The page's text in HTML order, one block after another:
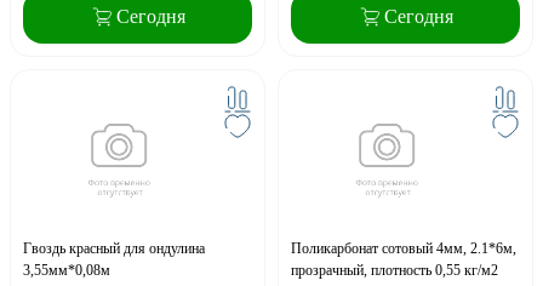
Сегодня Сегодня
Гвоздь красный для ондулина
3,55мм*0,08м
Поликарбонат сотовый 4мм, 2.1*6м,
прозрачный, плотность 0,55 кг/м2